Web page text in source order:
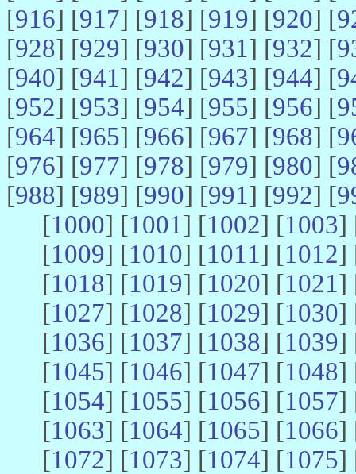
[916] [917] [918] [919] [920] [
[928] [929] [930] [931] [932] [
[940] [941] [942] [943] [944] [
[952] [953] [954] [955] [956] [
[964] [965] [966] [967] [968] [
[976] [977] [978] [979] [980] [
[988] [989] [990] [991] [992] [
[1000] [1001] [1002] [1003]
[1009] [1010] [1011] [1012]
[1018] [1019] [1020] [1021]
[1027] [1028] [1029] [1030]
[1036] [1037] [1038] [1039]
[1045] [1046] [1047] [1048]
[1054] [1055] [1056] [1057]
[1063] [1064] [1065] [1066]
[1072] [1073] [1074] [1075]